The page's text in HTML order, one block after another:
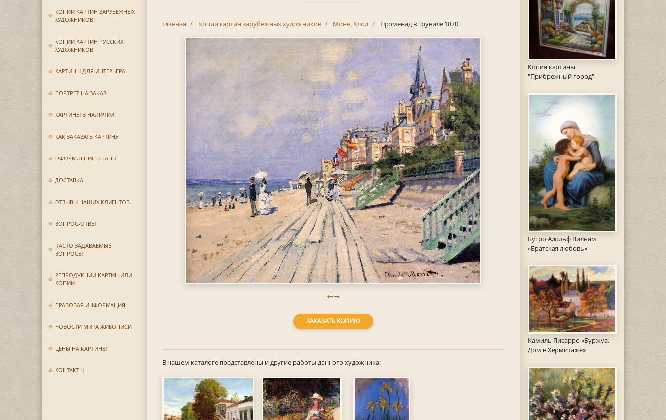
КОПИИ КАРТИН ЗАРУБЕЖНЫХ
ХУДОЖНИКОВ
КОПИИ КАРТИН РУССКИХ
ХУДОЖНИКОВ
КАРТИНЫ ДЛЯ ИНТЕРЬЕРА
ПОРТРЕТ НА ЗАКАЗ
КАРТИНЫ В НАЛИЧИИ
КАК ЗАКАЗАТЬ КАРТИНУ
ОФОРМЛЕНИЕ В БАГЕТ
ДОСТАВКА
ОТЗЫВЫ НАШИХ КЛИЕНТОВ
ВОПРОС-ОТВЕТ
ЧАСТО ЗАДАВАЕМЫЕ
ВОПРОСЫ
РЕПРОДУКЦИИ КАРТИН ИЛИ
КОПИИ
ПРАВОВАЯ ИНФОРМАЦИЯ
НОВОСТИ МИРА ЖИВОПИСИ
ЦЕНЫ НА КАРТИНЫ
КОНТАКТЫ
Копия картины
"Прибрежный город"
Бугро Адольф Вильям
«Братская любовь»
Камиль Писарро «Буржуа.
Дом в Хермитаже»
Главная Копии картин зарубежных художников Моне, Клод Променад в Трувиле 1870
ЗАКАЗАТЬ КОПИЮ
В нашем каталоге представлены и другие работы данного художника: